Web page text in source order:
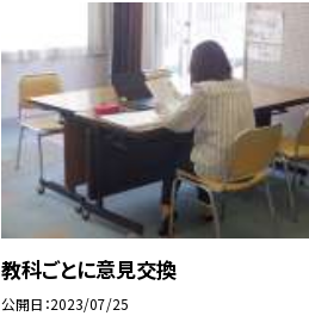
教科ごとに意見交換
公開日 2023/07/25